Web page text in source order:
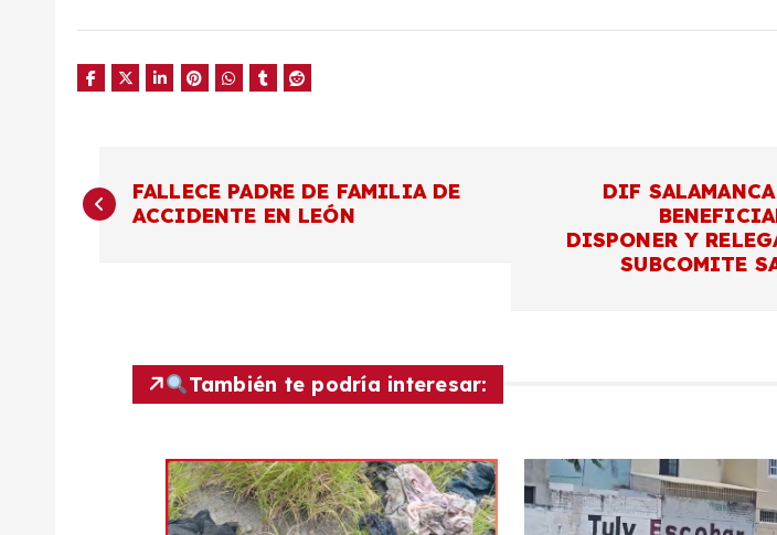
N
a
FALLECE PADRE DE FAMILIA DE
ACCIDENTE EN LEÓN
DIF
DISPONER Y
SUBCOMITE
También te podría interesar: